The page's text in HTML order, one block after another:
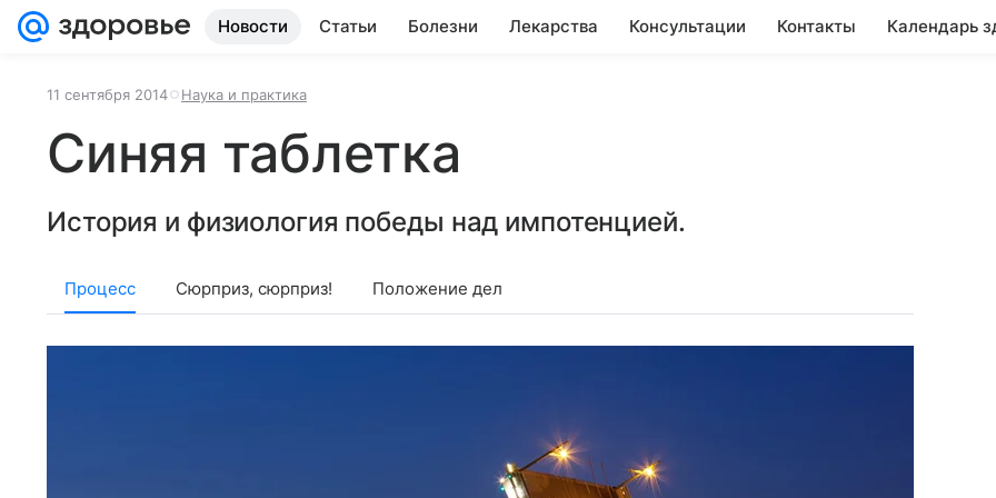
Новости Статьи Болезни Лекарства Консультации Контакты Календарь
11 сентября 2014 Наука и практика
Синяя таблетка
История и физиология победы над импотенцией.
Процесс Сюрприз, сюрприз! Положение дел